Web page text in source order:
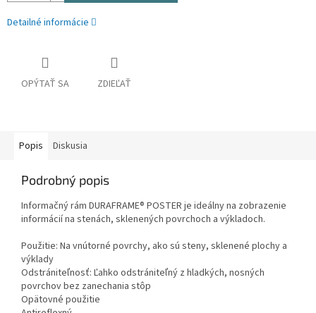
Detailné informácie
OPÝTAŤ SA ZDIEĽAŤ
Popis Diskusia
Podrobný popis
Informačný rám DURAFRAME® POSTER je ideálny na zobrazenie
informácií na stenách, sklenených povrchoch a výkladoch.
Použitie: Na vnútorné povrchy, ako sú steny, sklenené plochy a
výklady
Odstrániteľnosť: Ľahko odstrániteľný z hladkých, nosných
povrchov bez zanechania stôp
Opätovné použitie